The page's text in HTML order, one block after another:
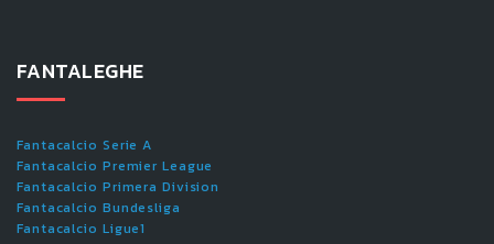
FANTALEGHE
Fantacalcio Serie A
Fantacalcio Premier League
Fantacalcio Primera Division
Fantacalcio Bundesliga
Fantacalcio Ligue1